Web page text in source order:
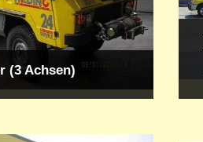
(3 Achsen)